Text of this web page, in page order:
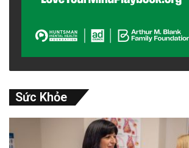
Sức Khỏe